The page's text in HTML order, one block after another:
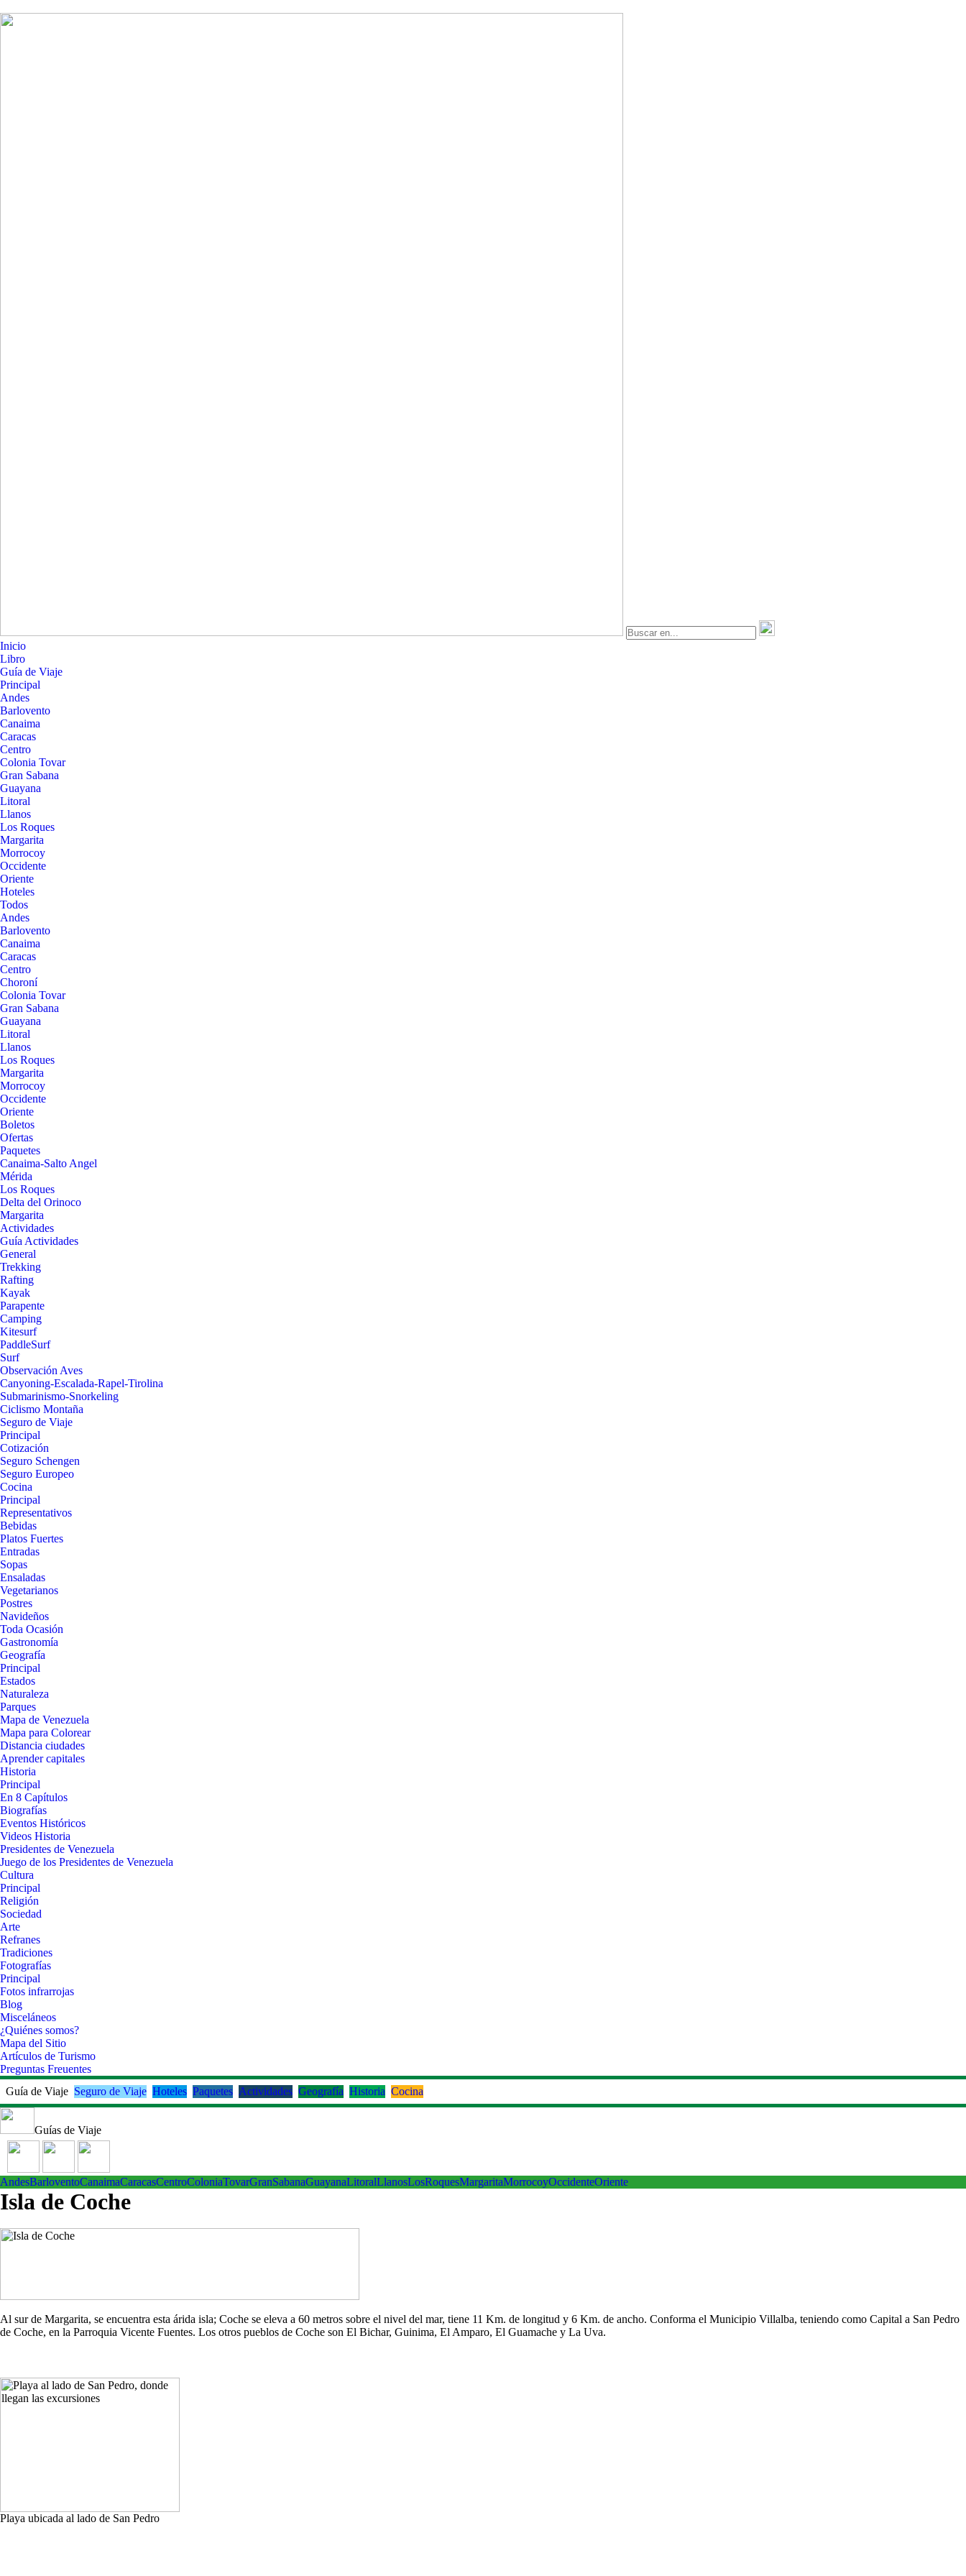
Inicio
Libro
Guía de Viaje
Principal
Andes
Barlovento
Canaima
Caracas
Centro
Colonia Tovar
Gran Sabana
Guayana
Litoral
Llanos
Los Roques
Margarita
Morrocoy
Occidente
Oriente
Hoteles
Todos
Andes
Barlovento
Canaima
Caracas
Centro
Choroní
Colonia Tovar
Gran Sabana
Guayana
Litoral
Llanos
Los Roques
Margarita
Morrocoy
Occidente
Oriente
Boletos
Ofertas
Paquetes
Canaima-Salto Angel
Mérida
Los Roques
Delta del Orinoco
Margarita
Actividades
Guía Actividades
General
Trekking
Rafting
Kayak
Parapente
Camping
Kitesurf
PaddleSurf
Surf
Observación Aves
Canyoning-Escalada-Rapel-Tirolina
Submarinismo-Snorkeling
Ciclismo Montaña
Seguro de Viaje
Principal
Cotización
Seguro Schengen
Seguro Europeo
Cocina
Principal
Representativos
Bebidas
Platos Fuertes
Entradas
Sopas
Ensaladas
Vegetarianos
Postres
Navideños
Toda Ocasión
Gastronomía
Geografía
Principal
Estados
Naturaleza
Parques
Mapa de Venezuela
Mapa para Colorear
Distancia ciudades
Aprender capitales
Historia
Principal
En 8 Capítulos
Biografías
Eventos Históricos
Videos Historia
Presidentes de Venezuela
Juego de los Presidentes de Venezuela
Cultura
Principal
Religión
Sociedad
Arte
Refranes
Tradiciones
Fotografías
Principal
Fotos infrarrojas
Blog
Misceláneos
¿Quiénes somos?
Mapa del Sitio
Artículos de Turismo
Preguntas Freuentes
Guía de Viaje Seguro de Viaje Hoteles Paquetes Actividades Geografía Historia Cocina
Guías de Viaje
AndesBarloventoCanaimaCaracasCentroColoniaTovarGranSabanaGuayanaLitoralLlanosLosRoquesMargaritaMorrocoyOccidenteOriente
Isla de Coche
Al sur de Margarita, se encuentra esta árida isla; Coche se eleva a 60 metros sobre el nivel del mar, tiene 11 Km. de longitud y 6 Km. de ancho. Conforma el Municipio Villalba, teniendo como Capital a San Pedro
de Coche, en la Parroquia Vicente Fuentes. Los otros pueblos de Coche son El Bichar, Guinima, El Amparo, El Guamache y La Uva.
Playa ubicada al lado de San Pedro